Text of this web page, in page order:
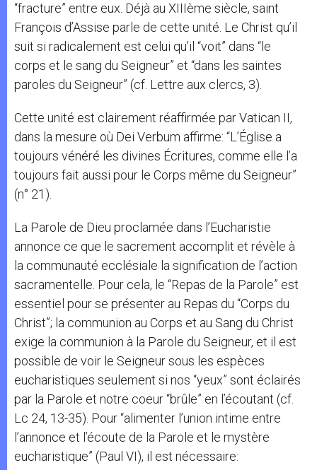
“fracture” entre eux. Déjà au XIIIème siècle, saint
François d’Assise parle de cette unité. Le Christ qu’il
suit si radicalement est celui qu’il “voit” dans “le
corps et le sang du Seigneur” et “dans les saintes
paroles du Seigneur” (cf. Lettre aux clercs, 3).
Cette unité est clairement réaffirmée par Vatican II,
dans la mesure où Dei Verbum affirme: “L’Église a
toujours vénéré les divines Écritures, comme elle l’a
toujours fait aussi pour le Corps même du Seigneur”
(n° 21).
La Parole de Dieu proclamée dans l’Eucharistie
annonce ce que le sacrement accomplit et révèle à
la communauté ecclésiale la signification de l’action
sacramentelle. Pour cela, le “Repas de la Parole” est
essentiel pour se présenter au Repas du “Corps du
Christ”; la communion au Corps et au Sang du Christ
exige la communion à la Parole du Seigneur, et il est
possible de voir le Seigneur sous les espèces
eucharistiques seulement si nos “yeux” sont éclairés
par la Parole et notre coeur “brûle” en l’écoutant (cf.
Lc 24, 13-35). Pour “alimenter l’union intime entre
l’annonce et l’écoute de la Parole et le mystère
eucharistique” (Paul VI), il est nécessaire: